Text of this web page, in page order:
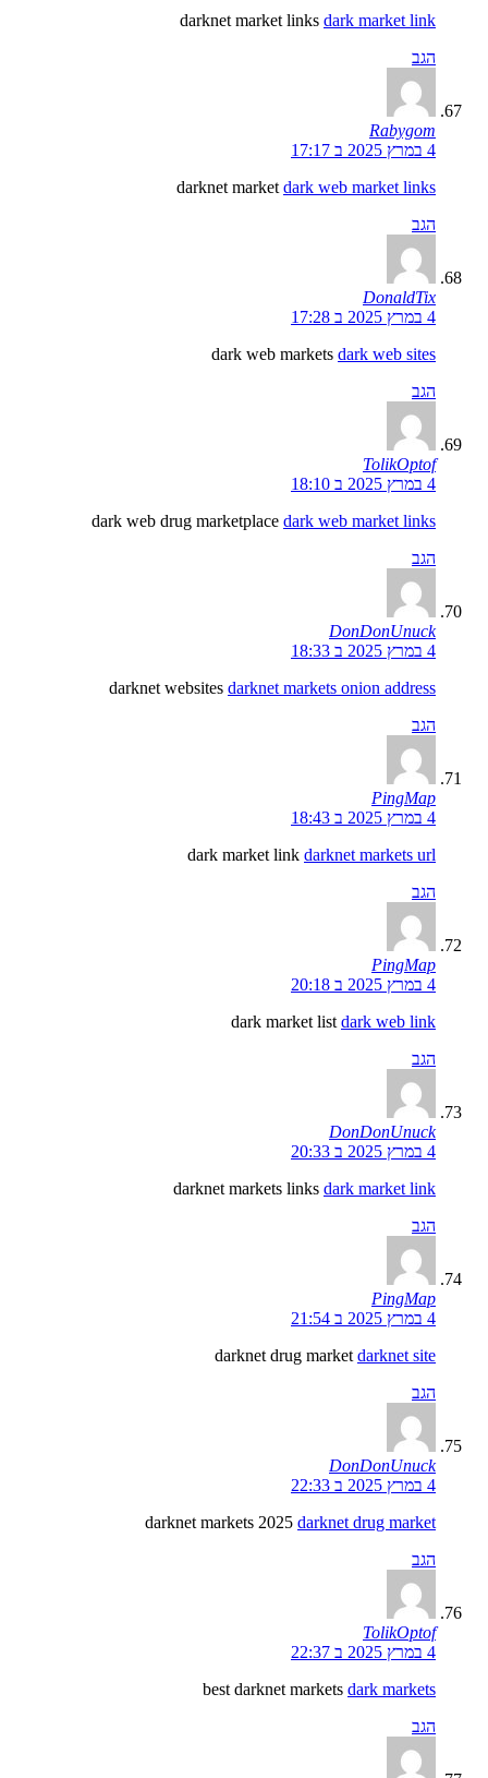
darknet market links dark market link
הגב
Rabygom
4 במרץ 2025 ב 17:17
darknet market dark web market links
הגב
DonaldTix
4 במרץ 2025 ב 17:28
dark web markets dark web sites
הגב
TolikOptof
4 במרץ 2025 ב 18:10
dark web drug marketplace dark web market links
הגב
DonDonUnuck
4 במרץ 2025 ב 18:33
darknet websites darknet markets onion address
הגב
PingMap
4 במרץ 2025 ב 18:43
dark market link darknet markets url
הגב
PingMap
4 במרץ 2025 ב 20:18
dark market list dark web link
הגב
DonDonUnuck
4 במרץ 2025 ב 20:33
darknet markets links dark market link
הגב
PingMap
4 במרץ 2025 ב 21:54
darknet drug market darknet site
הגב
DonDonUnuck
4 במרץ 2025 ב 22:33
darknet markets 2025 darknet drug market
הגב
TolikOptof
4 במרץ 2025 ב 22:37
best darknet markets dark markets
הגב